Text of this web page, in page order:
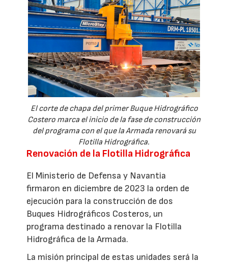
El corte de chapa del primer Buque Hidrográfico
Costero marca el inicio de la fase de construcción
del programa con el que la Armada renovará su
Flotilla Hidrográfica.
Renovación de la Flotilla Hidrográfica
El Ministerio de Defensa y Navantia
firmaron en diciembre de 2023 la orden de
ejecución para la construcción de dos
Buques Hidrográficos Costeros, un
programa destinado a renovar la Flotilla
Hidrográfica de la Armada.
La misión principal de estas unidades será la